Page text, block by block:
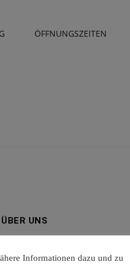
ÖFFNUNGSZEITEN
ÜBER UNS
Informationen dazu und zu